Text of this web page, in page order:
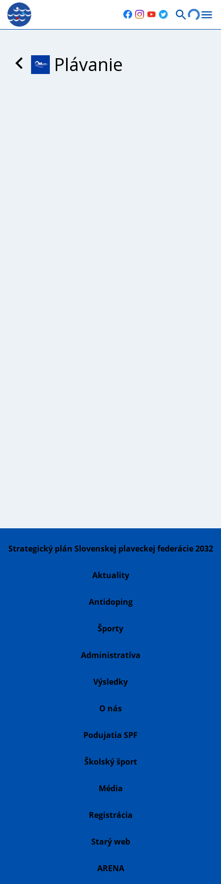
Plávanie
Strategický plán Slovenskej plaveckej federácie 2032
Aktuality
Antidoping
Športy
Administratíva
Výsledky
O nás
Podujatia SPF
Školský šport
Média
Registrácia
Starý web
ARENA